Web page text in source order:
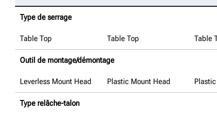
Type de serrage
Table Top Table Top Table
Outil de montage/démontage
Leverless Mount Head Plastic Mount Head
Type relâche-talon